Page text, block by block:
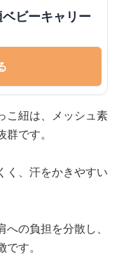
ビーキャリー
こ紐は、メッシュ素
です。
く、汗をかきやすい
の負担を分散し、
す。